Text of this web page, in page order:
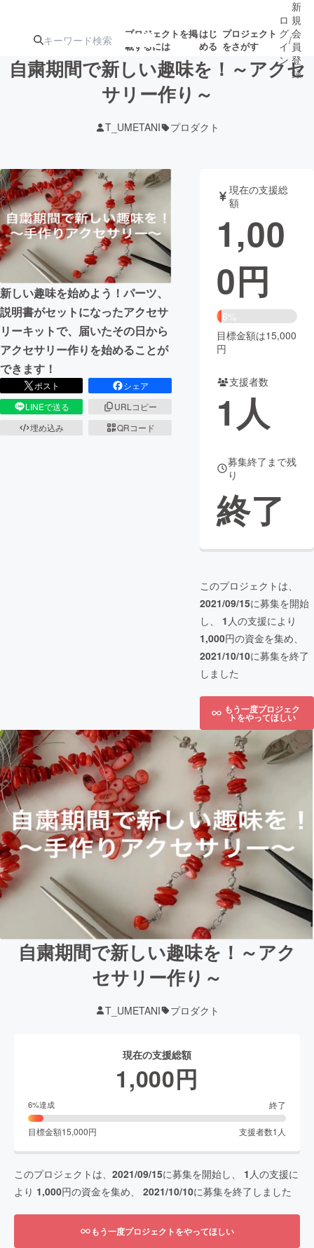
プロジェクトを掲
載するには
はじ
める
プロジェクト
をさがす
ジェクト
募集終了が近いプ
ロジェクト
アート・写真 音楽
テクノロジー・ガジェット ゲーム・サ
映像・映画 書籍・雑誌
ビジネス・起業 チャレンジ
まちづくり・地域活性化
CAMPFIRE for Social Good CAMPFIRE Creation
CAMPFIREふるさと納税
コミュニティ
ロ
グ
イ
ン
/
新
規
会
員
登
録
自粛期間で新しい趣味を！～アクセ
サリー作り～
T_UMETANI プロダクト
新しい趣味を始めよう！パーツ、
説明書がセットになったアクセサ
リーキットで、届いたその日から
アクセサリー作りを始めることが
できます！
ポスト
シェア
LINEで送る
URLコピー
埋め込み
QRコード
現在の支援総
額
1,00
0円
6%
目標金額は15,000
円
支援者数
1人
募集終了まで残
り
終了
このプロジェクトは、
2021/09/15に募集を開始
し、 1 人の支援により
1,000円の資金を集め、
2021/10/10に募集を終了
しました
もう一度プロジェク
トをやってほしい
自粛期間で新しい趣味を！～アク
セサリー作り～
T_UMETANI プロダクト
現在の支援総額
1,000円
6%達成 終了
目標金額15,000円 支援者数1 人
このプロジェクトは、 2021/09/15に募集を開始し、 1 人の支援に
より 1,000円の資金を集め、 2021/10/10に募集を終了しました
もう一度プロジェクトをやってほしい